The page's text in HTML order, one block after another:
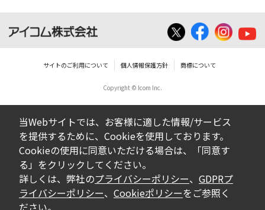
せんのでご了承ください。
告なく改良及び変更される場合があります。
ダウンロードサービスに掲載していますBIOS/
ファームウェアデータにつきましては、パソ
コンの基本システムを制御する重要なデータ
ですから、データの書換中に誤操作や中断に
よって失敗した場合、パソコンが正常に動作
しなくなります。お客様がBIOS/ファームウェ
アデータの書換に失敗され、正常に動作しな
サイトのご利用について 個人情報保護方針 商標について
Copyright © Icom Inc.
当Webサイトでは、お客様に適した情報/サービス
を提供するために、Cookieを使用しております。
Cookieの使用に同意いただける場合は、「同意す
る」をクリックしてください。
詳しくは、弊社のプライバシーポリシー、 GDPRプ
ライバシーポリシー、 Cookieポリシーをご参照く
ださい。